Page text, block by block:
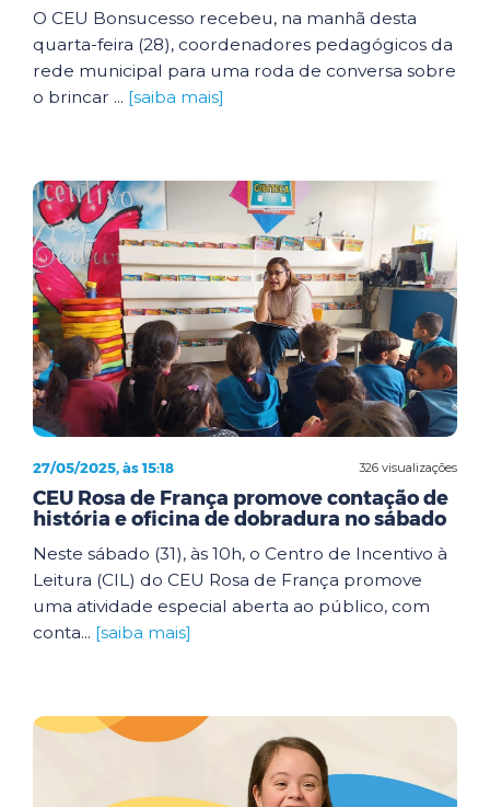
O CEU Bonsucesso recebeu, na manhã desta
quarta-feira (28), coordenadores pedagógicos da
rede municipal para uma roda de conversa sobre
o brincar ... [saiba mais]
326 visualizações
27/05/2025, às 15:18
CEU Rosa de França promove contação de
história e oficina de dobradura no sábado
Neste sábado (31), às 10h, o Centro de Incentivo à
Leitura (CIL) do CEU Rosa de França promove
uma atividade especial aberta ao público, com
conta... [saiba mais]